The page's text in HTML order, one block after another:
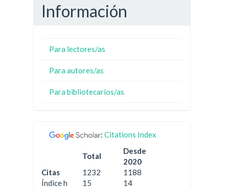
Información
Para lectores/as
Para autores/as
Para bibliotecarios/as
: Citations Index
Total
Desde
2020
Citas
1232
1188
Índice h
15
14